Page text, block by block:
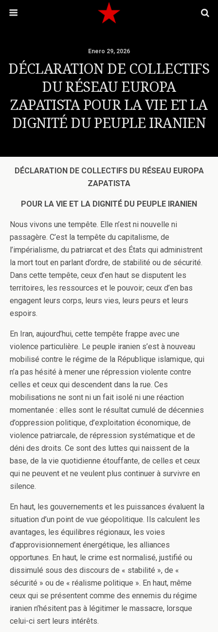
Enero 29, 2026
DÉCLARATION DE COLLECTIFS
DU RÉSEAU EUROPA
ZAPATISTA POUR LA VIE ET LA
DIGNITÉ DU PEUPLE IRANIEN
DÉCLARATION DE COLLECTIFS DU RÉSEAU EUROPA
ZAPATISTA
POUR LA VIE ET LA DIGNITÉ DU PEUPLE IRANIEN
Nous vivons une tempête. Elle n’est ni nouvelle ni
passagère. C’est la tempête du capitalisme, de
l’impérialisme, du patriarcat et des États qui administrent
la mort tout en parlant d’ordre, de stabilité ou de sécurité.
Dans cette tempête, ceux d’en haut se disputent les
territoires, les ressources et le pouvoir; ceux d’en bas
engagent leurs corps, leurs vies, leurs peurs et leurs
espoirs.
En Iran, aujourd’hui, cette tempête frappe avec une
violence particulière. Le peuple iranien s’est à nouveau
mobilisé contre le régime de la République islamique, qui
n’a pas hésité à mener une répression violente contre
celles et ceux qui descendent dans la rue. Ces
mobilisations ne sont ni un fait isolé ni une réaction
momentanée : elles sont le résultat cumulé de décennies
d’oppression politique, d’exploitation économique, de
violence patriarcale, de répression systématique et de
déni des droits. Ce sont des luttes qui naissent de la
base, de la vie quotidienne étouffante, de celles et ceux
qui ne peuvent et ne veulent plus continuer à survivre en
silence.
En haut, les gouvernements et les puissances évaluent la
situation d’un point de vue géopolitique. Ils calculent les
avantages, les équilibres régionaux, les voies
d’approvisionnement énergétique, les alliances
opportunes. En haut, le crime est normalisé, justifié ou
dissimulé sous des discours de « stabilité », de «
sécurité » ou de « réalisme politique ». En haut, même
ceux qui se présentent comme des ennemis du régime
iranien n’hésitent pas à légitimer le massacre, lorsque
celui-ci sert leurs intérêts.